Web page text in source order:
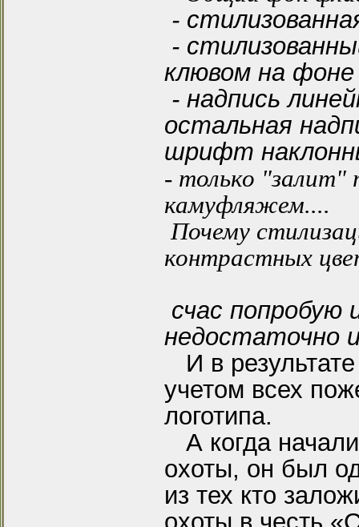
-
-
клювом на
- надпись
остальная
шрифт
- только
камуфляжем....
Почему
контрастных
счас попробую
недостаточно
И в
учетом всех
логотипа.
А когда
охоты, он был
из тех кто